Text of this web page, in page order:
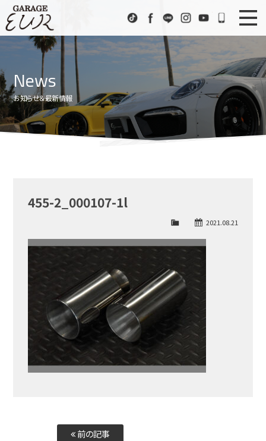
TikTokFacebook
LINE InstagramYoutube072-
ニュース
Stock List
在庫車情報
EUR Sports
EURスポーツ
アクセス
News
お知らせ＆最新情報
455-2_000107-1l
2021.08.21
前の記事